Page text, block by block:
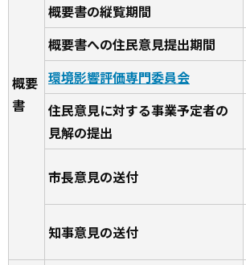
概要
書
概要書の縦覧期間
概要書への住民意見提出期間
環境影響評価専門委員会
住民意見に対する事業予定者の
見解の提出
市長意見の送付
知事意見の送付